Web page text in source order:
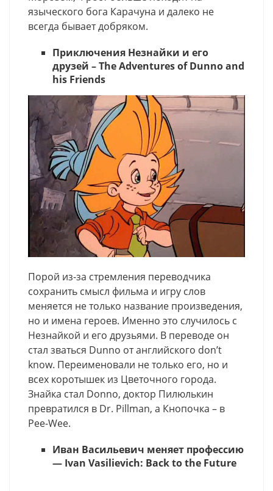
языческого бога Карачуна и далеко не
всегда бывает добряком.
Приключения Незнайки и его
друзей – The Adventures of Dunno and
his Friends
Порой из-за стремления переводчика
сохранить смысл фильма и игру слов
меняется не только название произведения,
но и имена героев. Именно это случилось с
Незнайкой и его друзьями. В переводе он
стал зваться Dunno от английского don’t
know. Переименовали не только его, но и
всех коротышек из Цветочного города.
Знайка стал Donno, доктор Пилюлькин
превратился в Dr. Pillman, а Кнопочка – в
Pee-Wee.
Иван Васильевич меняет профессию
— Ivan Vasilievich: Back to the Future